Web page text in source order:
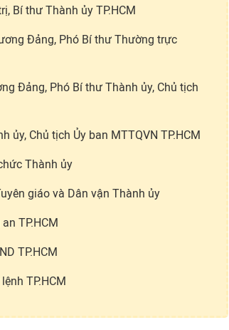
Bí thư Thành ủy TP.HCM
Đảng, Phó Bí thư Thường trực
Đảng, Phó Bí thư Thành ủy, Chủ tịch
ủy, Chủ tịch Ủy ban MTTQVN TP.HCM
Thành ủy
giáo và Dân vận Thành ủy
TP.HCM
TP.HCM
TP.HCM